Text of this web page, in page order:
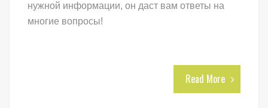
нужной информации, он даст вам ответы на
многие вопросы!
Read More